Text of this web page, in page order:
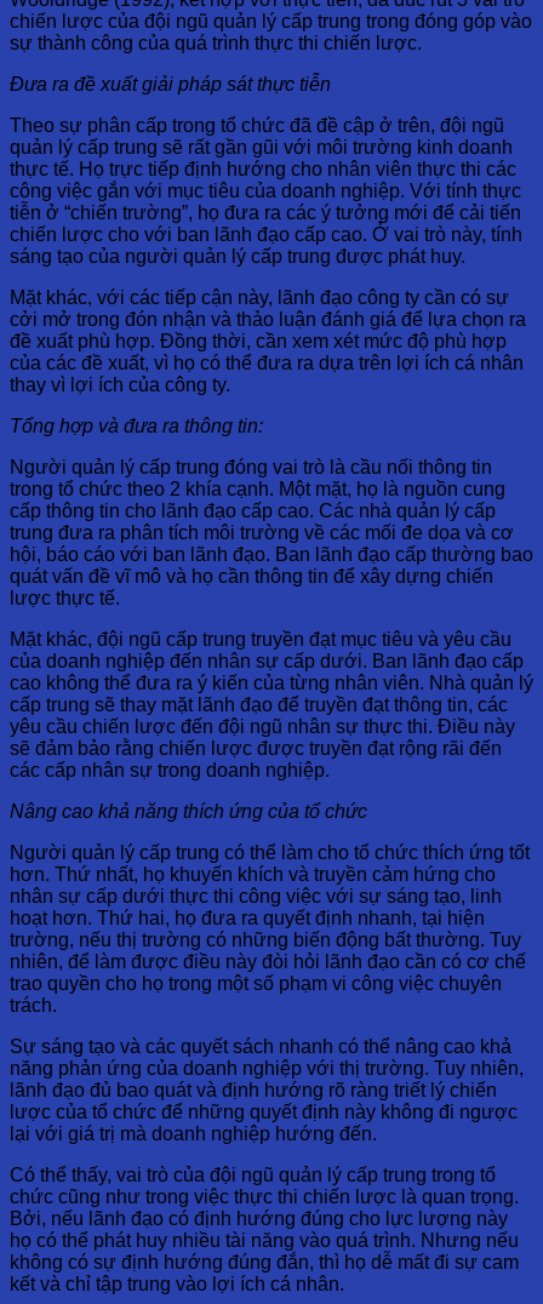
chiến lược của đội ngũ quản lý cấp trung trong đóng góp vào
sự thành công của quá trình thực thi chiến lược.
Đưa ra đề xuất giải pháp sát thực tiễn
Theo sự phân cấp trong tổ chức đã đề cập ở trên, đội ngũ
quản lý cấp trung sẽ rất gần gũi với môi trường kinh doanh
thực tế. Họ trực tiếp định hướng cho nhân viên thực thi các
công việc gắn với mục tiêu của doanh nghiệp. Với tính thực
tiễn ở “chiến trường”, họ đưa ra các ý tưởng mới để cải tiến
chiến lược cho với ban lãnh đạo cấp cao. Ở vai trò này, tính
sáng tạo của người quản lý cấp trung được phát huy.
Mặt khác, với các tiếp cận này, lãnh đạo công ty cần có sự
cởi mở trong đón nhận và thảo luận đánh giá để lựa chọn ra
đề xuất phù hợp. Đồng thời, cần xem xét mức độ phù hợp
của các đề xuất, vì họ có thể đưa ra dựa trên lợi ích cá nhân
thay vì lợi ích của công ty.
Tổng hợp và đưa ra thông tin:
Người quản lý cấp trung đóng vai trò là cầu nối thông tin
trong tổ chức theo 2 khía cạnh. Một mặt, họ là nguồn cung
cấp thông tin cho lãnh đạo cấp cao. Các nhà quản lý cấp
trung đưa ra phân tích môi trường về các mối đe dọa và cơ
hội, báo cáo với ban lãnh đạo. Ban lãnh đạo cấp thường bao
quát vấn đề vĩ mô và họ cần thông tin để xây dựng chiến
lược thực tế.
Mặt khác, đội ngũ cấp trung truyền đạt mục tiêu và yêu cầu
của doanh nghiệp đến nhân sự cấp dưới. Ban lãnh đạo cấp
cao không thể đưa ra ý kiến của từng nhân viên. Nhà quản lý
cấp trung sẽ thay mặt lãnh đạo để truyền đạt thông tin, các
yêu cầu chiến lược đến đội ngũ nhân sự thực thi. Điều này
sẽ đảm bảo rằng chiến lược được truyền đạt rộng rãi đến
các cấp nhân sự trong doanh nghiệp.
Nâng cao khả năng thích ứng của tổ chức
Người quản lý cấp trung có thể làm cho tổ chức thích ứng tốt
hơn. Thứ nhất, họ khuyến khích và truyền cảm hứng cho
nhân sự cấp dưới thực thi công việc với sự sáng tạo, linh
hoạt hơn. Thứ hai, họ đưa ra quyết định nhanh, tại hiện
trường, nếu thị trường có những biến động bất thường. Tuy
nhiên, để làm được điều này đòi hỏi lãnh đạo cần có cơ chế
trao quyền cho họ trong một số phạm vi công việc chuyên
trách.
Sự sáng tạo và các quyết sách nhanh có thể nâng cao khả
năng phản ứng của doanh nghiệp với thị trường. Tuy nhiên,
lãnh đạo đủ bao quát và định hướng rõ ràng triết lý chiến
lược của tổ chức để những quyết định này không đi ngược
lại với giá trị mà doanh nghiệp hướng đến.
Có thể thấy, vai trò của đội ngũ quản lý cấp trung trong tổ
chức cũng như trong việc thực thi chiến lược là quan trọng.
Bởi, nếu lãnh đạo có định hướng đúng cho lực lượng này
họ có thể phát huy nhiều tài năng vào quá trình. Nhưng nếu
không có sự định hướng đúng đắn, thì họ dễ mất đi sự cam
kết và chỉ tập trung vào lợi ích cá nhân.